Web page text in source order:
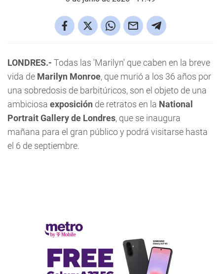
LONDRES.- Todas las 'Marilyn' que caben en la breve
vida de Marilyn Monroe, que murió a los 36 años por
una sobredosis de barbitúricos, son el objeto de una
ambiciosa exposición de retratos en la National
Portrait Gallery de Londres, que se inaugura
mañana para el gran público y podrá visitarse hasta
el 6 de septiembre.